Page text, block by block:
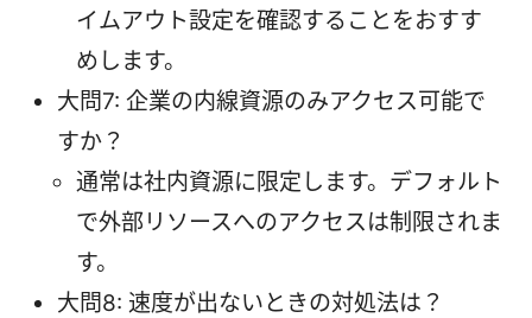
イムアウト設定を確認することをおすす
めします。
大問7: 企業の内線資源のみアクセス可能で
すか？
通常は社内資源に限定します。デフォルト
で外部リソースへのアクセスは制限されま
す。
大問8: 速度が出ないときの対処法は？